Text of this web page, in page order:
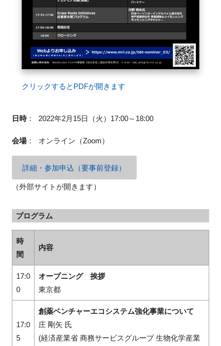
閉じる
クリックするとPDFが開きます
日時： 2022年2月15日（火）17:00～18:00
会場： オンライン（Zoom）
詳細・参加申込（要事前登録）
（外部サイトが開きます）
プログラム
時
間
内容
17:0
0
オープニング 挨拶
東京都
17:0
5
創薬ベンチャーエコシステム強化事業について
庄 剛矢 氏
(経済産業省 商務サービスグループ 生物化学産業